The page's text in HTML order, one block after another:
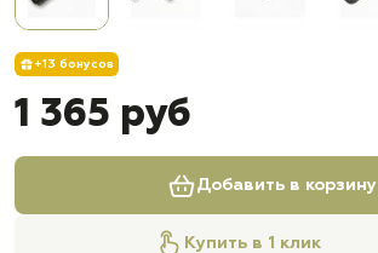
+13 бонусов
1 365 руб
Добавить в корзину
Купить в 1 клик